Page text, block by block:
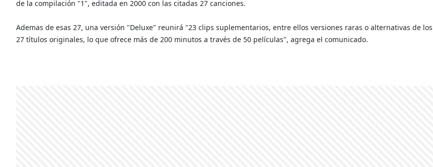
de la compilación "1", editada en 2000 con las citadas 27 canciones.
Ademas de esas 27, una versión "Deluxe" reunirá "23 clips suplementarios, entre ellos versiones raras o alternativas de los
27 títulos originales, lo que ofrece más de 200 minutos a través de 50 películas", agrega el comunicado.